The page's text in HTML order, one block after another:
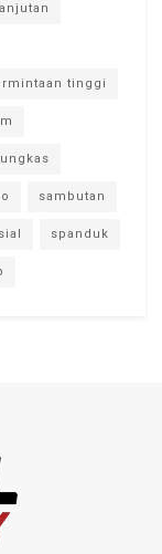
tinggi
sambutan
spanduk